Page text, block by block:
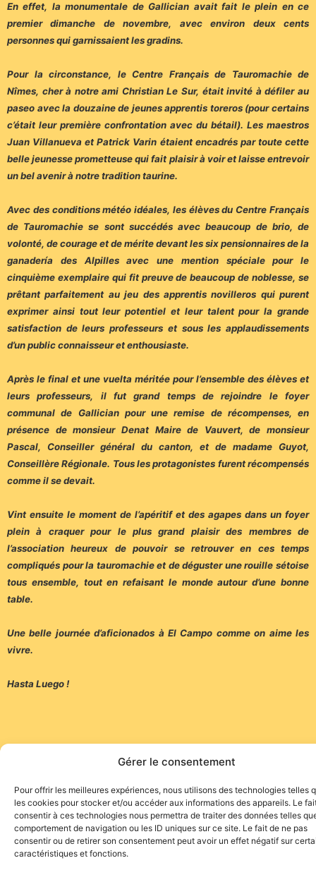
Gérer le consentement
Pour offrir les meilleures expériences, nous utilisons des technologies telles
les cookies pour stocker et/ou accéder aux informations des appareils. Le
consentir à ces technologies nous permettra de traiter des données telles
comportement de navigation ou les ID uniques sur ce site. Le fait de ne pas
consentir ou de retirer son consentement peut avoir un effet négatif sur
caractéristiques et fonctions.
En effet, la monumentale de Gallician avait fait le plein en ce
premier dimanche de novembre, avec environ deux cents
personnes qui garnissaient les gradins.
Pour la circonstance, le Centre Français de Tauromachie de
Nîmes, cher à notre ami Christian Le Sur, était invité à défiler au
paseo avec la douzaine de jeunes apprentis toreros (pour certains
c’était leur première confrontation avec du bétail). Les maestros
Juan Villanueva et Patrick Varin étaient encadrés par toute cette
belle jeunesse prometteuse qui fait plaisir à voir et laisse entrevoir
un bel avenir à notre tradition taurine.
Avec des conditions météo idéales, les élèves du Centre Français
de Tauromachie se sont succédés avec beaucoup de brio, de
volonté, de courage et de mérite devant les six pensionnaires de la
ganadería des Alpilles avec une mention spéciale pour le
cinquième exemplaire qui fit preuve de beaucoup de noblesse, se
prêtant parfaitement au jeu des apprentis novilleros qui purent
exprimer ainsi tout leur potentiel et leur talent pour la grande
satisfaction de leurs professeurs et sous les applaudissements
d’un public connaisseur et enthousiaste.
Après le final et une vuelta méritée pour l’ensemble des élèves et
leurs professeurs, il fut grand temps de rejoindre le foyer
communal de Gallician pour une remise de récompenses, en
présence de monsieur Denat Maire de Vauvert, de monsieur
Pascal, Conseiller général du canton, et de madame Guyot,
Conseillère Régionale. Tous les protagonistes furent récompensés
comme il se devait.
Vint ensuite le moment de l’apéritif et des agapes dans un foyer
plein à craquer pour le plus grand plaisir des membres de
l’association heureux de pouvoir se retrouver en ces temps
compliqués pour la tauromachie et de déguster une rouille sétoise
tous ensemble, tout en refaisant le monde autour d’une bonne
table.
Une belle journée d’aficionados à El Campo comme on aime les
vivre.
Hasta Luego !
Site de l'association TOROFIESTA